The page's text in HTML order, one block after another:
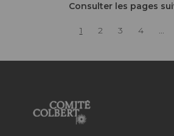
Consulter les pages
1 2 3 4 ...